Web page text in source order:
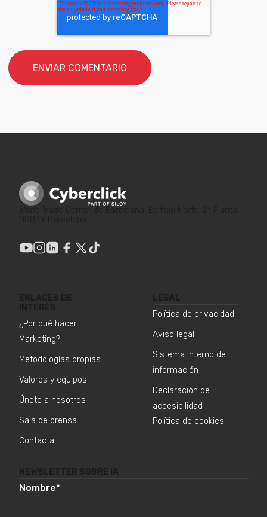
¿Por qué hacer
Marketing?
Metodologías propias
Valores y equipos
Únete a nosotros
Sala de prensa
Contacta
Política de privacidad
Aviso legal
Sistema interno de
información
Declaración de
accesibilidad
Política de cookies
Nombre*